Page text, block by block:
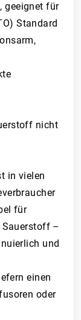
geeignet für
Standard
nicht
in vielen
für
–
und
einen
oder